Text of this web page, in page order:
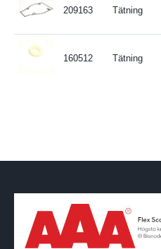
209163 Tätning
160512 Tätning